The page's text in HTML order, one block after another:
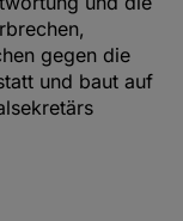
gegen die
und baut auf